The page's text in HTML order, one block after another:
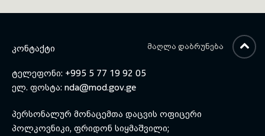
ᲙᲝᲜᲢᲐᲥᲢᲘ
ტელეფონი: +995 5 77 19 92 05
ელ. ფოსტა: nda@mod.gov.ge
პერსონალურ მონაცემთა დაცვის ოფიცერი
პოლკოვნიკი, ფრიდონ სიყმაშვილი;
ᲛᲐᲦᲚᲐ ᲓᲐᲑᲠᲣᲜᲔᲑᲐ